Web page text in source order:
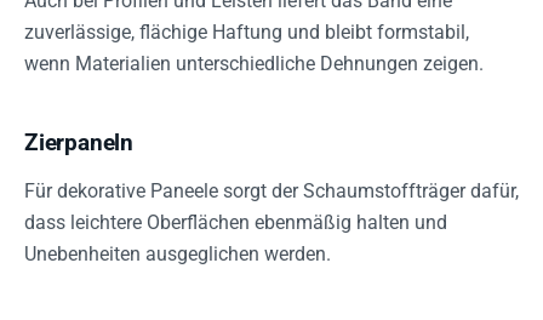
zuverlässige, flächige Haftung und bleibt formstabil,
wenn Materialien unterschiedliche Dehnungen zeigen.
Zierpaneln
Für dekorative Paneele sorgt der Schaumstoffträger dafür,
dass leichtere Oberflächen ebenmäßig halten und
Unebenheiten ausgeglichen werden.